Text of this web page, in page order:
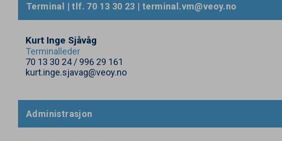
Terminal | tlf. 70 13 30 23 | terminal.​vm@​veoy.​no
Kurt Inge Sjåvåg
Terminalleder
70 13 30 24 / 996 29 161
kurt.inge.sjavag@veoy.no
Administrasjon